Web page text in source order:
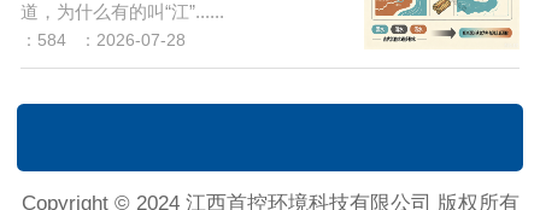
道，为什么有的叫“江”......
：584 ：2026-07-28
Copyright © 2024 江西首控环境科技有限公司 版权所有